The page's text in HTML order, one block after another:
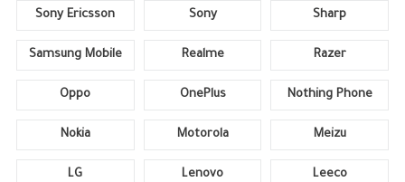
Sony Ericsson Sony Sharp
Samsung Mobile Realme Razer
Oppo OnePlus Nothing Phone
Nokia Motorola Meizu
LG Lenovo Leeco